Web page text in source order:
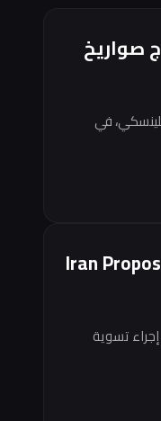
صواريخ
في
Iran
تسوية